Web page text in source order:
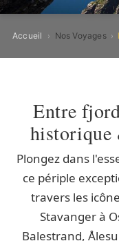
Accueil › Nos Voyages ›
Entre
historique
Plongez dans
ce périple
travers les
Stavanger à
Balestrand,